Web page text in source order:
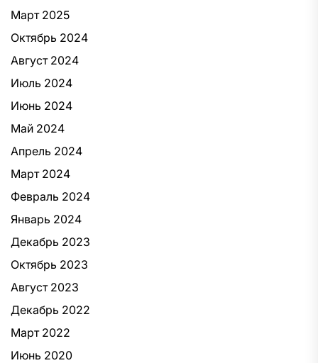
Март 2025
Октябрь 2024
Август 2024
Июль 2024
Июнь 2024
Май 2024
Апрель 2024
Март 2024
Февраль 2024
Январь 2024
Декабрь 2023
Октябрь 2023
Август 2023
Декабрь 2022
Март 2022
Июнь 2020